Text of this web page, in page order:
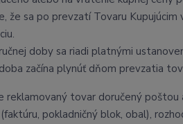
že sa po prevzatí Tovaru
doby sa riadi platnými
začína plynúť dňom prevzatia
reklamovaný tovar doručený
pokladničný blok, obal),